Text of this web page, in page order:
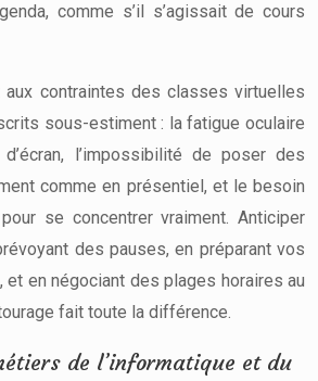
comme s’il s’agissait de cours
aux contraintes des classes virtuelles
sous-estiment : la fatigue oculaire
l’impossibilité de poser des
comme en présentiel, et le besoin
se concentrer vraiment. Anticiper
des pauses, en préparant vos
et en négociant des plages horaires au
fait toute la différence.
de l’informatique et du